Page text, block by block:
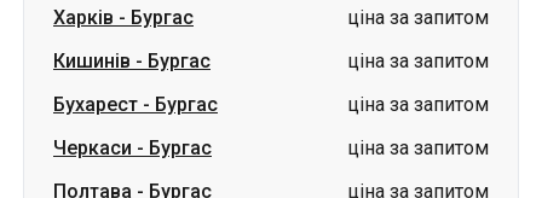
Харків - Бургас
ціна за запитом
Кишинів - Бургас
ціна за запитом
Бухарест - Бургас
ціна за запитом
Черкаси - Бургас
ціна за запитом
Полтава - Бургас
ціна за запитом